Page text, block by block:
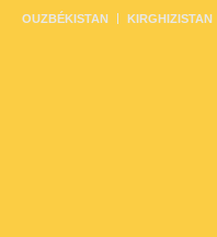
OUZBÉKISTAN KIRGHIZISTAN